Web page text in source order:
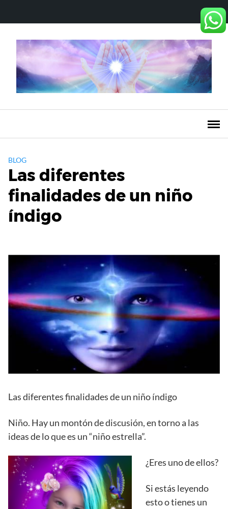
contenido
BLOG
Las diferentes
finalidades de un niño
índigo
Las diferentes finalidades de un niño índigo
Niño. Hay un montón de discusión, en torno a las
ideas de lo que es un “niño estrella”.
¿Eres uno de ellos?
Si estás leyendo
esto o tienes un